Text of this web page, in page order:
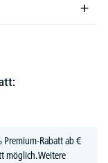
Premium-Rabatt ab €
möglich.Weitere